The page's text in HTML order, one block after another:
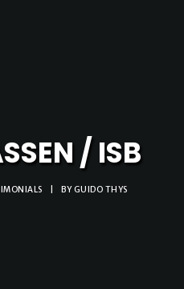
/ ISB
BYGUIDO THYS